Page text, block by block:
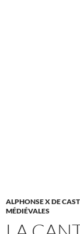
ALPHONSE X DE
MÉDIÉVALES